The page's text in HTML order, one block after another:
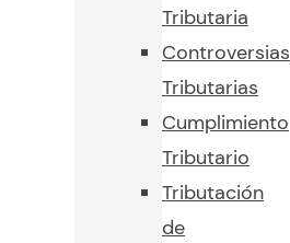
Tributaria
Controversias
Tributarias
Cumplimiento
Tributario
Tributación
de